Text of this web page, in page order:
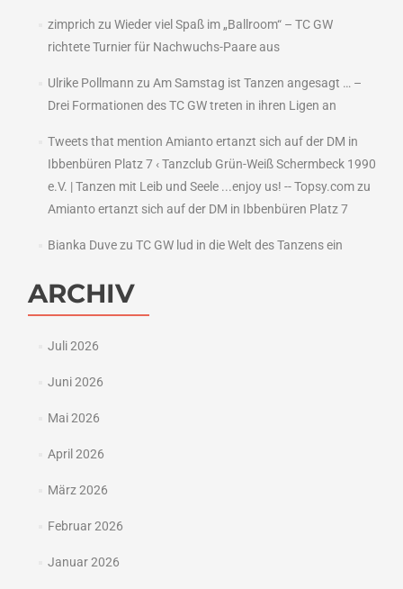
zimprich zu Wieder viel Spaß im „Ballroom“ – TC GW
richtete Turnier für Nachwuchs-Paare aus
Ulrike Pollmann zu Am Samstag ist Tanzen angesagt … –
Drei Formationen des TC GW treten in ihren Ligen an
Tweets that mention Amianto ertanzt sich auf der DM in
Ibbenbüren Platz 7 ‹ Tanzclub Grün-Weiß Schermbeck 1990
e.V. | Tanzen mit Leib und Seele ...enjoy us! -- Topsy.comzu
Amianto ertanzt sich auf der DM in Ibbenbüren Platz 7
Bianka Duvezu TC GW lud in die Welt des Tanzens ein
ARCHIV
Juli 2026
Juni 2026
Mai 2026
April 2026
März 2026
Februar 2026
Januar 2026